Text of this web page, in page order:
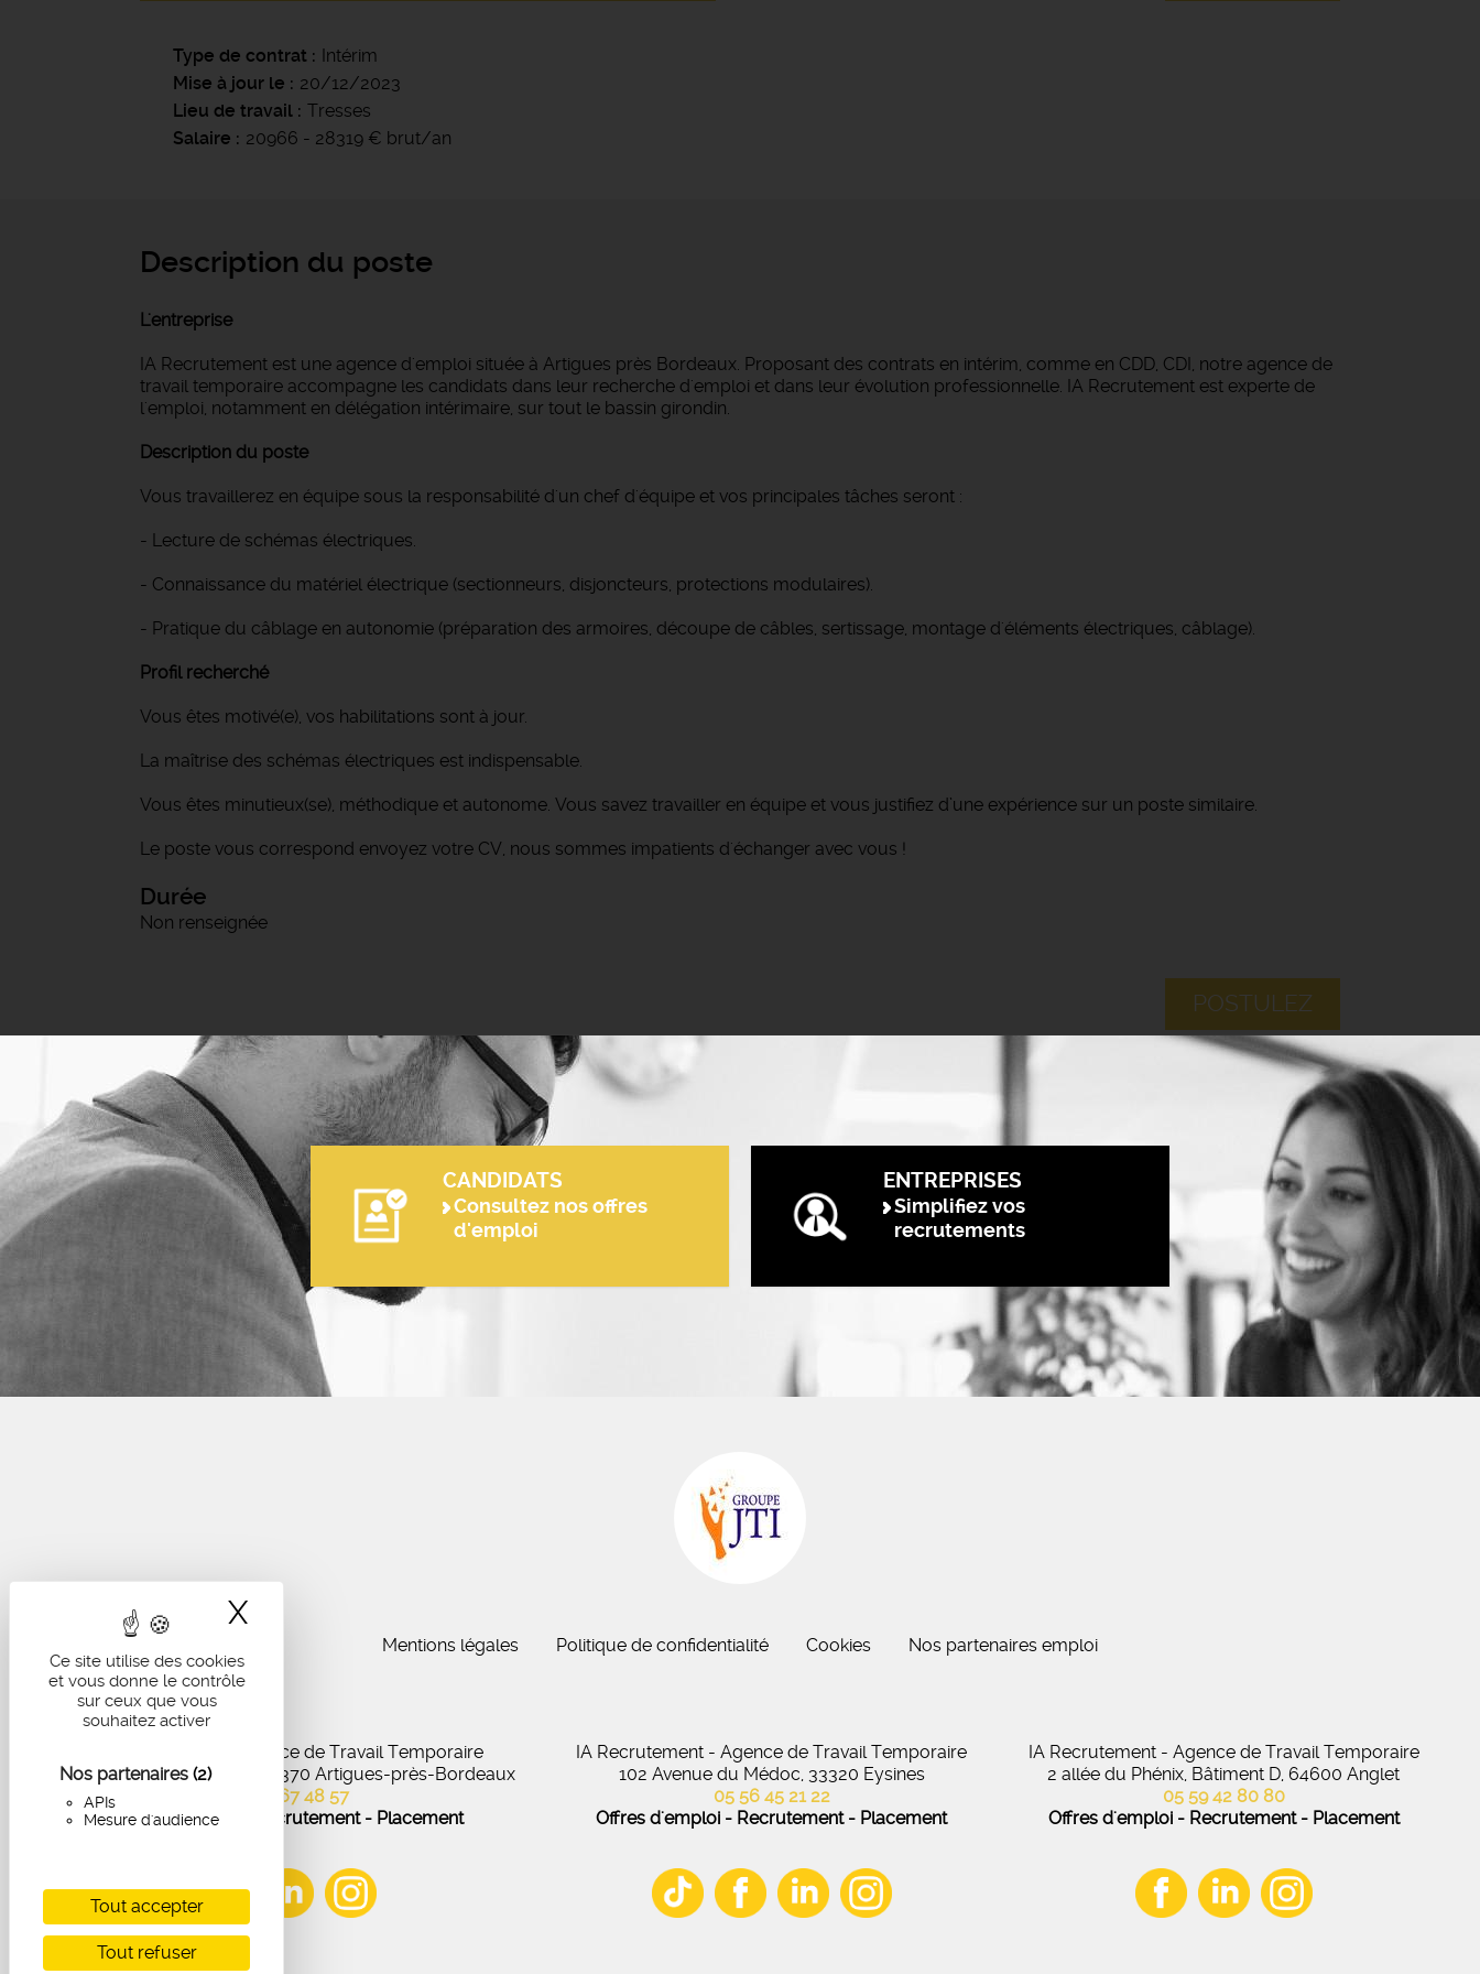
Ce site utilise des cookies
et vous donne le contrôle
sur ceux que vous
souhaitez activer
Nos partenaires (2)
APIs
Mesure d'audience
Tout accepter
Tout refuser
X
Type de contrat
Intérim
Mise à jour le
20/12/2023
Lieu de travail
Tresses
Salaire
20966 - 28319 € brut/an
Description du poste
L'entreprise
IA Recrutement est une agence d'emploi située à Artigues près Bordeaux. Proposant des contrats en intérim, comme en CDD, CDI, notre agence de
travail temporaire accompagne les candidats dans leur recherche d'emploi et dans leur évolution professionnelle. IA Recrutement est experte de
l'emploi, notamment en délégation intérimaire, sur tout le bassin girondin.
Description du poste
Vous travaillerez en équipe sous la responsabilité d'un chef d'équipe et vos principales tâches seront :
- Lecture de schémas électriques.
- Connaissance du matériel électrique (sectionneurs, disjoncteurs, protections modulaires).
- Pratique du câblage en autonomie (préparation des armoires, découpe de câbles, sertissage, montage d'éléments électriques, câblage).
Profil recherché
Vous êtes motivé(e), vos habilitations sont à jour.
La maîtrise des schémas électriques est indispensable.
Vous êtes minutieux(se), méthodique et autonome. Vous savez travailler en équipe et vous justifiez d’une expérience sur un poste similaire.
Le poste vous correspond envoyez votre CV, nous sommes impatients d'échanger avec vous !
Durée
Non renseignée
POSTULEZ
CANDIDATS
Consultez nos offres
d'emploi
ENTREPRISES
Simplifiez vos
recrutements
Mentions légales Politique de confidentialité Cookies Nos partenaires emploi
IA Recrutement - Agence de Travail Temporaire
27 Avenue de Virecourt, 33370 Artigues-près-Bordeaux
05 56 67 48 57
Offres d'emploi - Recrutement - Placement
IA Recrutement - Agence de Travail Temporaire
102 Avenue du Médoc, 33320 Eysines
05 56 45 21 22
Offres d'emploi - Recrutement - Placement
IA Recrutement - Agence de Travail Temporaire
2 allée du Phénix, Bâtiment D, 64600 Anglet
05 59 42 80 80
Offres d'emploi - Recrutement - Placement